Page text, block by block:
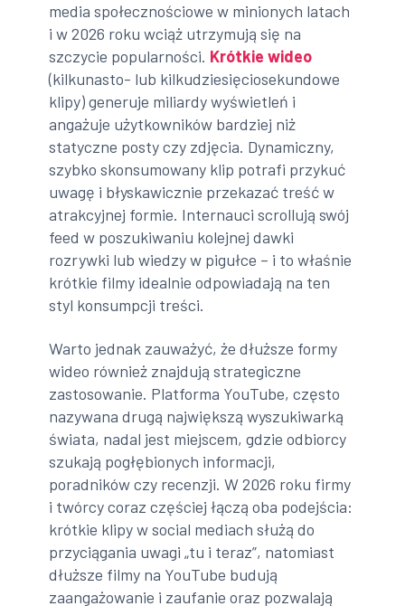
media społecznościowe w minionych latach
i w 2026 roku wciąż utrzymują się na
szczycie popularności. Krótkie wideo
(kilkunasto- lub kilkudziesięciosekundowe
klipy) generuje miliardy wyświetleń i
angażuje użytkowników bardziej niż
statyczne posty czy zdjęcia. Dynamiczny,
szybko skonsumowany klip potrafi przykuć
uwagę i błyskawicznie przekazać treść w
atrakcyjnej formie. Internauci scrollują swój
feed w poszukiwaniu kolejnej dawki
rozrywki lub wiedzy w pigułce – i to właśnie
krótkie filmy idealnie odpowiadają na ten
styl konsumpcji treści.
Warto jednak zauważyć, że dłuższe formy
wideo również znajdują strategiczne
zastosowanie. Platforma YouTube, często
nazywana drugą największą wyszukiwarką
świata, nadal jest miejscem, gdzie odbiorcy
szukają pogłębionych informacji,
poradników czy recenzji. W 2026 roku firmy
i twórcy coraz częściej łączą oba podejścia:
krótkie klipy w social mediach służą do
przyciągania uwagi „tu i teraz”, natomiast
dłuższe filmy na YouTube budują
zaangażowanie i zaufanie oraz pozwalają